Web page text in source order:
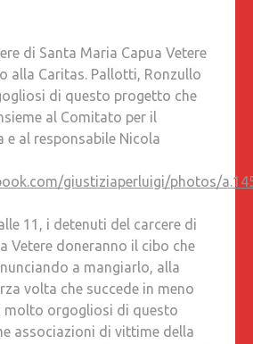
ALLA
di Santa Maria Capua Vetere
alla Caritas. Pallotti, Ronzullo
di questo progetto che
al Comitato per il
e al responsabile Nicola
giustiziaperluigi/photos/
11, i detenuti del carcere di
Vetere doneranno il cibo che
a mangiarlo, alla
volta che succede in meno
molto orgogliosi di questo
associazioni di vittime della